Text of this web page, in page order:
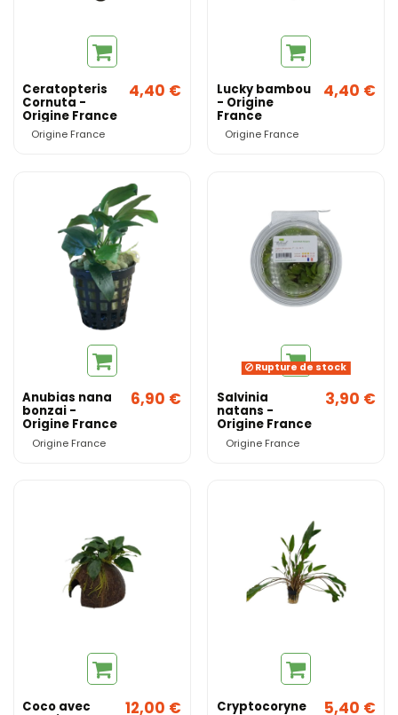
Ceratopteris
Cornuta -
Origine France
Origine France
4,40 € Lucky bambou
- Origine
France
Origine France
4,40 €
Anubias nana
bonzai -
Origine France
Origine France
6,90 €
Rupture de stock
Salvinia
natans -
Origine France
Origine France
3,90 €
Coco avec 12,00 € Cryptocoryne 5,40 €